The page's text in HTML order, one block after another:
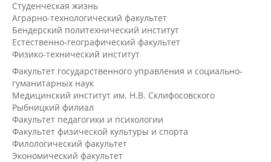
Студенческая жизнь
Аграрно-технологический факультет
Бендерский политехнический институт
Естественно-географический факультет
Физико-технический институт
Факультет государственного управления и социально-
гуманитарных наук
Медицинский институт им. Н.В. Склифосовского
Рыбницкий филиал
Факультет педагогики и психологии
Факультет физической культуры и спорта
Филологический факультет
Экономический факультет